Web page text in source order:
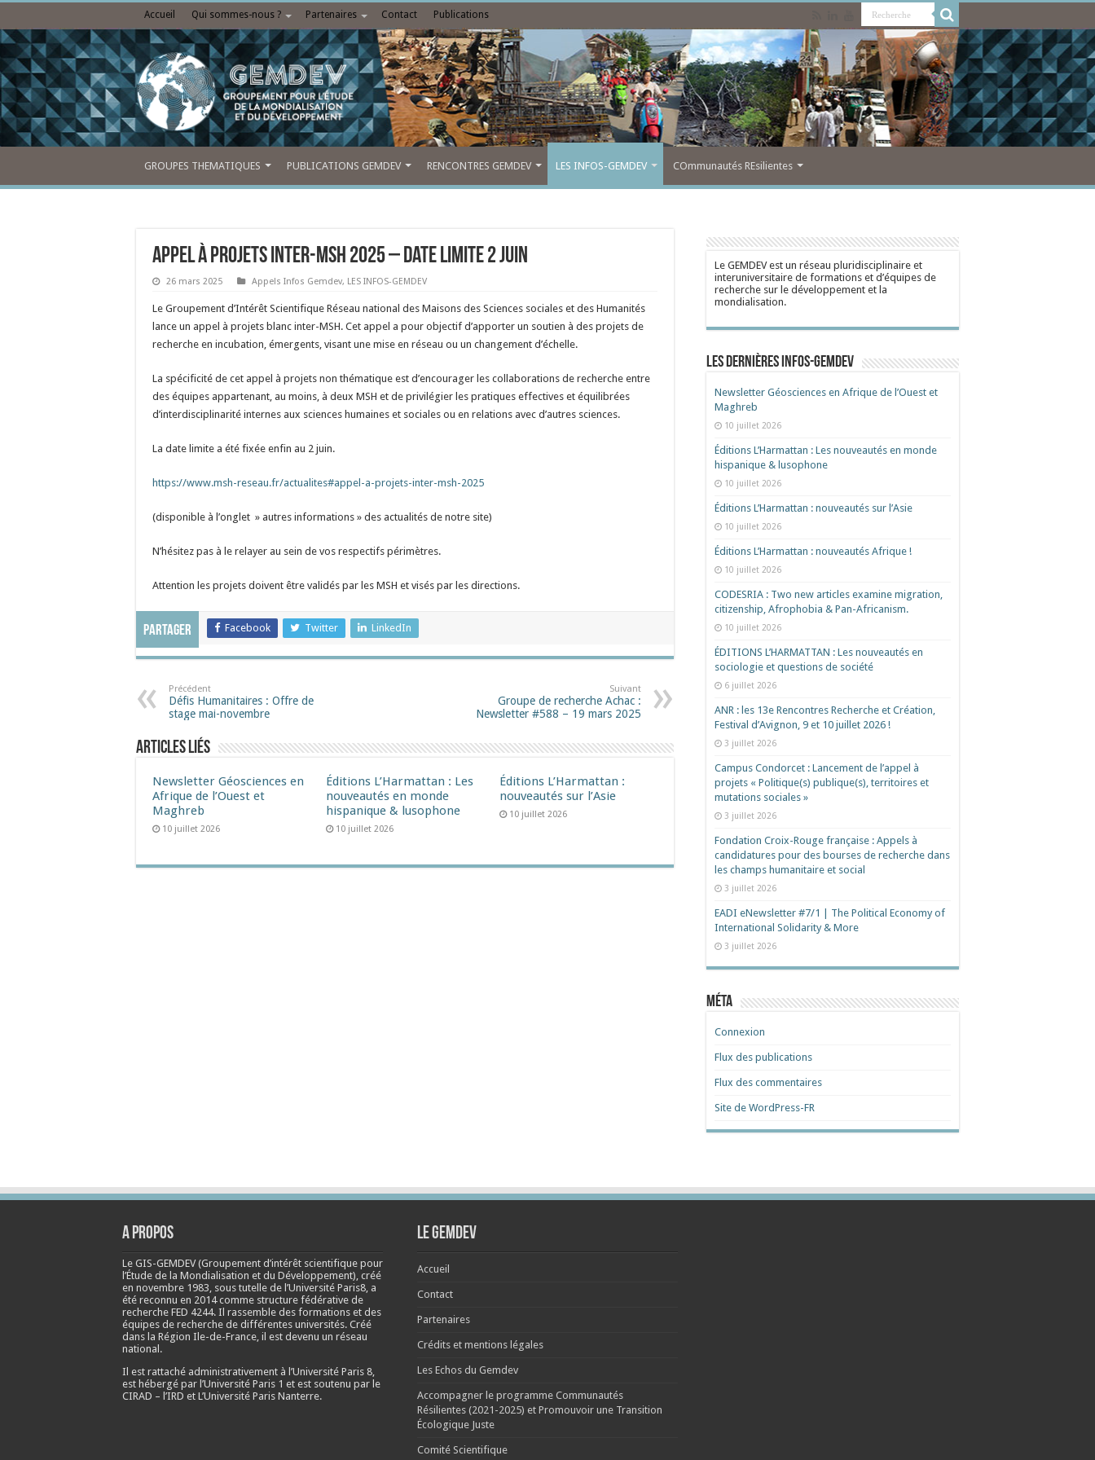
Accueil Qui sommes-nous ? Partenaires Contact Publications
GROUPES THEMATIQUES PUBLICATIONS GEMDEV RENCONTRES GEMDEV LES INFOS-GEMDEV COmmunautés REsilientes
Appel à projets inter-MSH 2025 – date limite 2 JUIN
26 mars 2025 Appels Infos Gemdev, LES INFOS-GEMDEV
Le Groupement d’Intérêt Scientifique Réseau national des Maisons des Sciences sociales et des Humanités
lance un appel à projets blanc inter-MSH. Cet appel a pour objectif d’apporter un soutien à des projets de
recherche en incubation, émergents, visant une mise en réseau ou un changement d’échelle.
La spécificité de cet appel à projets non thématique est d’encourager les collaborations de recherche entre
des équipes appartenant, au moins, à deux MSH et de privilégier les pratiques effectives et équilibrées
d’interdisciplinarité internes aux sciences humaines et sociales ou en relations avec d’autres sciences.
La date limite a été fixée enfin au 2 juin.
https://www.msh-reseau.fr/actualites#appel-a-projets-inter-msh-2025
(disponible à l’onglet » autres informations » des actualités de notre site)
N’hésitez pas à le relayer au sein de vos respectifs périmètres.
Attention les projets doivent être validés par les MSH et visés par les directions.
Partager Facebook Twitter LinkedIn
Précédent
Défis Humanitaires : Offre de
stage mai-novembre
Suivant
Groupe de recherche Achac :
Newsletter #588 – 19 mars 2025
Articles liés
Newsletter Géosciences en
Afrique de l’Ouest et
Maghreb
10 juillet 2026
Éditions L’Harmattan : Les
nouveautés en monde
hispanique & lusophone
10 juillet 2026
Éditions L’Harmattan :
nouveautés sur l’Asie
10 juillet 2026
Le GEMDEV est un réseau pluridisciplinaire et
interuniversitaire de formations et d’équipes de
recherche sur le développement et la
mondialisation.
Les dernières Infos-Gemdev
Newsletter Géosciences en Afrique de l’Ouest et
Maghreb
10 juillet 2026
Éditions L’Harmattan : Les nouveautés en monde
hispanique & lusophone
10 juillet 2026
Éditions L’Harmattan : nouveautés sur l’Asie
10 juillet 2026
Éditions L’Harmattan : nouveautés Afrique !​
10 juillet 2026
CODESRIA : Two new articles examine migration,
citizenship, Afrophobia & Pan-Africanism.
10 juillet 2026
ÉDITIONS L’HARMATTAN : Les nouveautés en
sociologie et questions de société
6 juillet 2026
ANR : les 13e Rencontres Recherche et Création,
Festival d’Avignon, 9 et 10 juillet 2026 !
3 juillet 2026
Campus Condorcet : Lancement de l’appel à
projets « Politique(s) publique(s), territoires et
mutations sociales »
3 juillet 2026
Fondation Croix-Rouge française : Appels à
candidatures pour des bourses de recherche dans
les champs humanitaire et social
3 juillet 2026
EADI eNewsletter #7/1 | The Political Economy of
International Solidarity & More
3 juillet 2026
Méta
Connexion
Flux des publications
Flux des commentaires
Site de WordPress-FR
A propos
Le GIS-GEMDEV (Groupement d’intérêt scientifique pour
l’Étude de la Mondialisation et du Développement), créé
en novembre 1983, sous tutelle de l’Université Paris8, a
été reconnu en 2014 comme structure fédérative de
recherche FED 4244. Il rassemble des formations et des
équipes de recherche de différentes universités. Créé
dans la Région Ile-de-France, il est devenu un réseau
national.
Il est rattaché administrativement à l’Université Paris 8,
est hébergé par l’Université Paris 1 et est soutenu par le
CIRAD – l’IRD et L’Université Paris Nanterre.
Le Gemdev
Accueil
Contact
Partenaires
Crédits et mentions légales
Les Echos du Gemdev
Accompagner le programme Communautés
Résilientes (2021-2025) et Promouvoir une Transition
Écologique Juste
Comité Scientifique